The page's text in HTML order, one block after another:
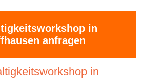
in
anfragen
in